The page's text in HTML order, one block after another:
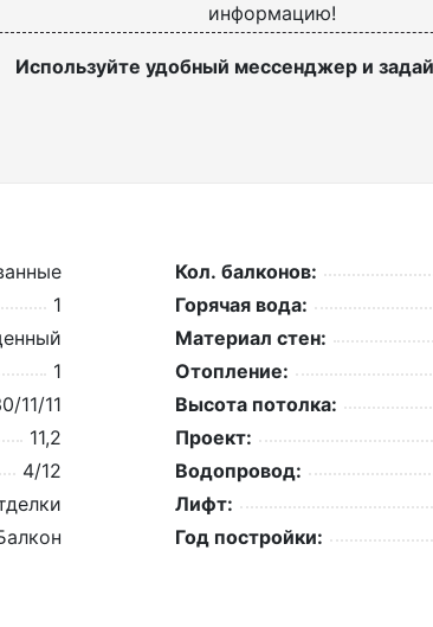
информацию!
Используйте удобный мессенджер и
1
1
11/11
11,2
4/12
Кол. балконов:
Горячая вода:
Материал стен:
Отопление:
Высота потолка:
Проект:
Водопровод:
Лифт:
Год постройки: